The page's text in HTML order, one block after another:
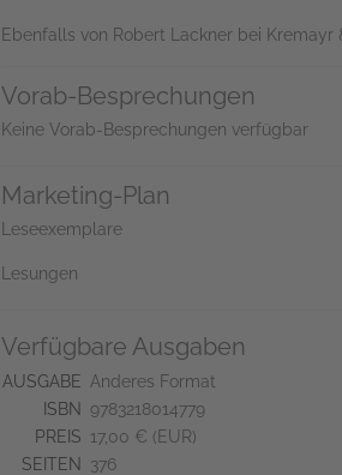
Ebenfalls von Robert Lackner bei
Vorab-Besprechungen
Keine Vorab-Besprechungen verfügbar
Marketing-Plan
Leseexemplare
Lesungen
Verfügbare Ausgaben
AUSGABE Anderes Format
ISBN
9783218014779
PREIS 17,00 € (EUR)
SEITEN
376